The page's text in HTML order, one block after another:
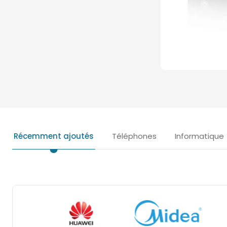
Récemment ajoutés Téléphones Informatique